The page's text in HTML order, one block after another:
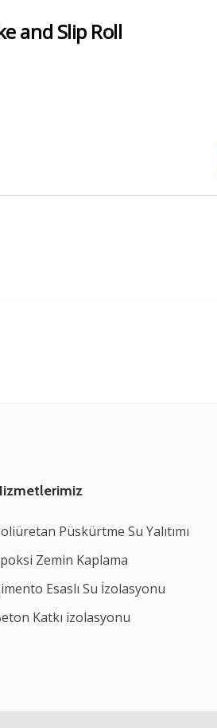
and Slip Roll
Püskürtme Su Yalıtımı
Zemin Kaplama
Esaslı Su İzolasyonu
Katkı izolasyonu